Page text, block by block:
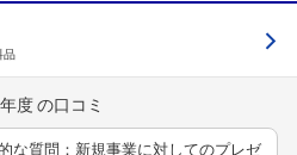
品
度
な質問：新規事業に対してのプレゼ